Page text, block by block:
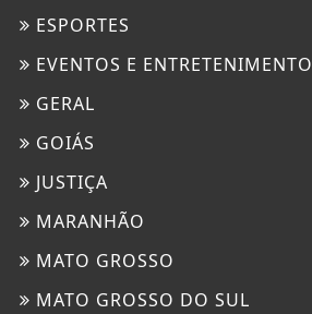
ESPORTES
EVENTOS E ENTRETENIMENTO
GERAL
GOIÁS
JUSTIÇA
MARANHÃO
MATO GROSSO
MATO GROSSO DO SUL